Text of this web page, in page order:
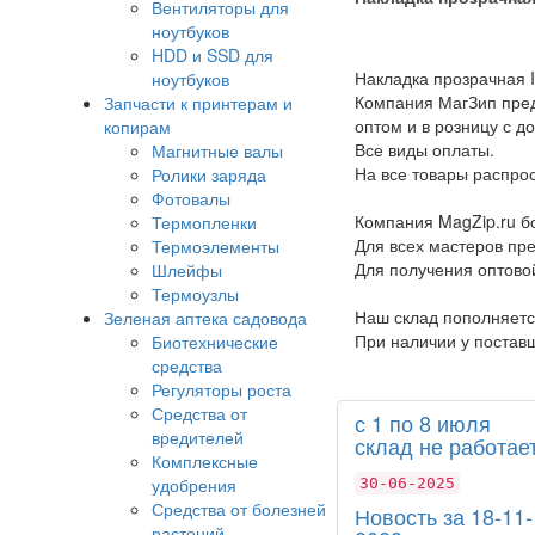
Вентиляторы для
ноутбуков
HDD и SSD для
ноутбуков
Запчасти к принтерам и
копирам
Магнитные валы
Ролики заряда
Фотовалы
Термопленки
Термоэлементы
Шлейфы
Термоузлы
Зеленая аптека садовода
Биотехнические
средства
Регуляторы роста
Средства от
вредителей
Комплексные
удобрения
Средства от болезней
Накладка прозрачная
Компания МагЗип
оптом и в розницу с
Все виды оплаты.
На все товары
Компания MagZip.ru
Для всех мастеров
Для получения
Наш склад
При наличии у
с 1 по 8 июля
склад не
30-06-2025
Новость за 18-11-